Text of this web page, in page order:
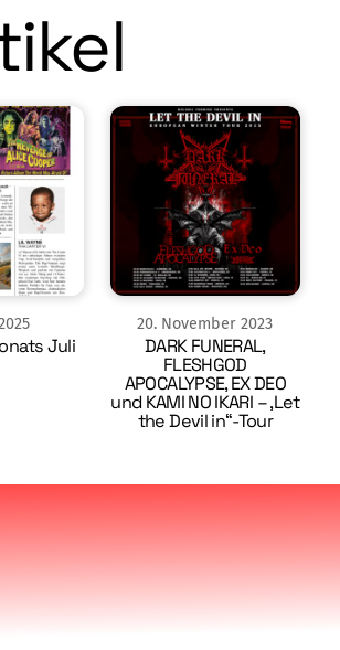
Juli
20. November 2023
DARK FUNERAL,
FLESHGOD
APOCALYPSE, EX DEO
und KAMI NO IKARI – ‚Let
the Devil in“-Tour